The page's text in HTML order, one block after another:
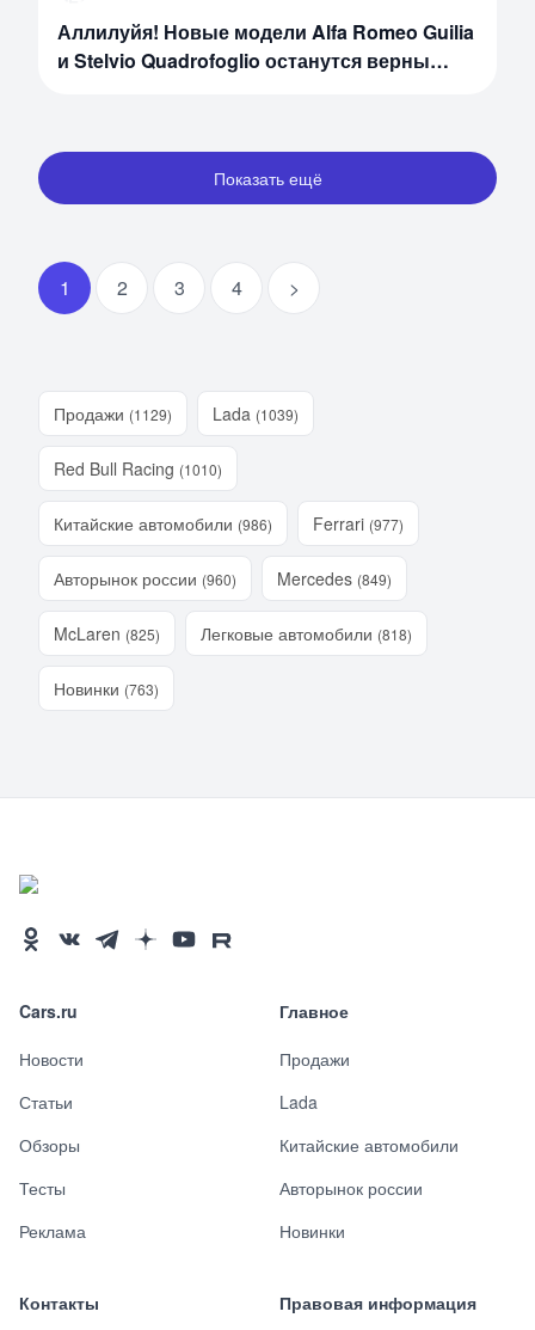
Аллилуйя! Новые модели Alfa Romeo Guilia
и Stelvio Quadrofoglio останутся верны
Показать ещё
1 2 3 4 >
Продажи (1129) Lada (1039)
Red Bull Racing (1010)
Китайские автомобили (986) Ferrari (977)
Авторынок россии (960) Mercedes (849)
McLaren (825) Легковые автомобили (818)
Новинки (763)
Cars.ru
Новости
Статьи
Обзоры
Тесты
Реклама
Главное
Продажи
Lada
Китайские автомобили
Авторынок россии
Новинки
Контакты Правовая информация